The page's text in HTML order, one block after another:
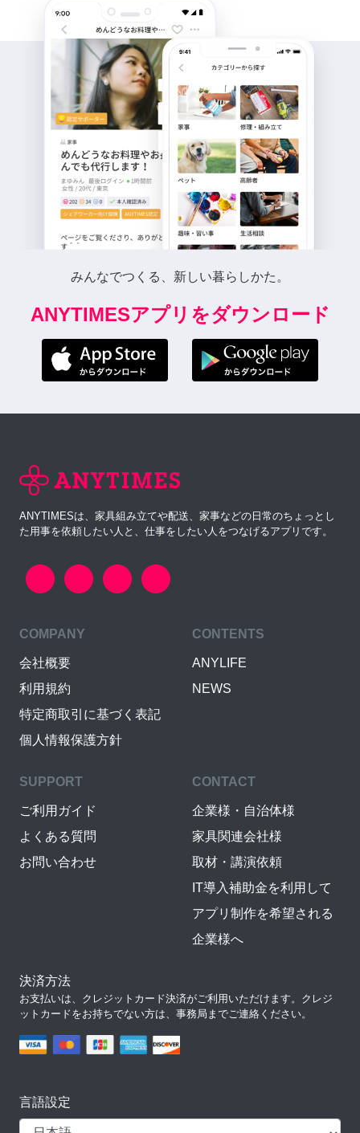
みんなでつくる、新しい暮らしかた。
ANYTIMESアプリをダウンロード
ANYTIMESは、家具組み立てや配送、家事などの日常のちょっとし
た用事を依頼したい人と、仕事をしたい人をつなげるアプリです。
COMPANY
会社概要
利用規約
特定商取引に基づく表記
個人情報保護方針
CONTENTS
ANYLIFE
NEWS
SUPPORT
ご利用ガイド
よくある質問
お問い合わせ
CONTACT
企業様・自治体様
家具関連会社様
取材・講演依頼
IT導入補助金を利用して
アプリ制作を希望される
企業様へ
決済方法
お支払いは、クレジットカード決済がご利用いただけます。クレジ
ットカードをお持ちでない方は、事務局までご連絡ください。
言語設定